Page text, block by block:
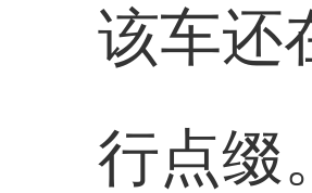
该车还
行点缀。